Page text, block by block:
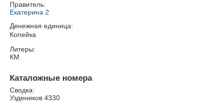
Правитель:
Екатерина 2
Денежная единица:
Копейка
Литеры:
КМ
Каталожные номера
Сводка:
Уздеников 4330